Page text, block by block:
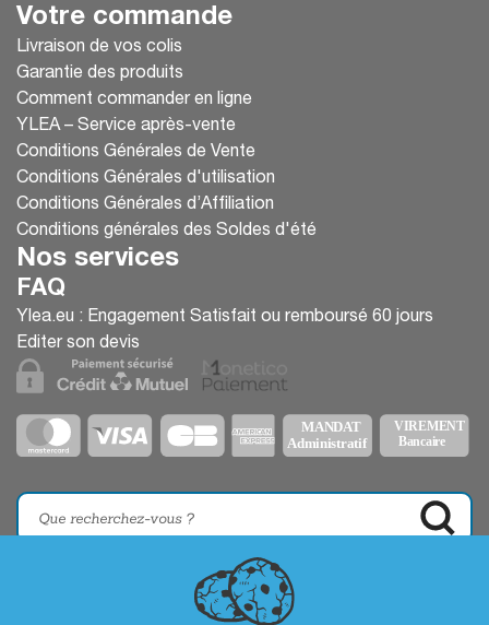
Votre commande
Livraison de vos colis
Garantie des produits
Comment commander en ligne
YLEA – Service après-vente
Conditions Générales de Vente
Conditions Générales d'utilisation
Conditions Générales d’Affiliation
Conditions générales des Soldes d'été
Nos services
FAQ
Ylea.eu : Engagement Satisfait ou remboursé 60 jours
Editer son devis